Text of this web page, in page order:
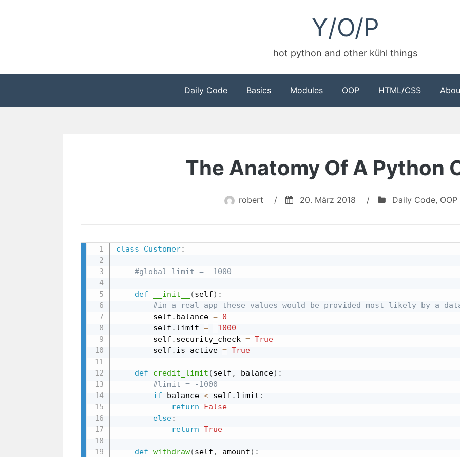
Y/O/P
hot python and other kühl things
Daily Code Basics Modules OOP HTML/CSS
The Anatomy Of A Python
robert / 20. März 2018 / Daily Code, OOP
class Customer:
#global limit = -1000
def __init__ (self) :
#in a real app these values would be provided most likely by a
        self
. balance = 0
        self
. limit = -1000
        self
. security_check = True
        self
. is_active = True
def credit_limit (self , balance) :
#limit = -1000
if balance < self . limit :
return
False
else:
return True
def withdraw(self , amount) :